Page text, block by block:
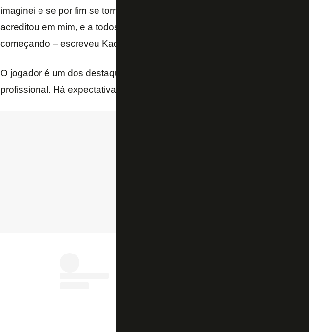
imaginei e se por fim se tornou realidade. Graças à minha família, que
acreditou em mim, e a todos que me acompanharam no caminho. Isso só
começando – escreveu Kadir, no Instagram.
O jogador é um dos destaques do sub-20 e foi relacionado devido aos
profissional. Há expectativa de que tenha mais oportunidades.